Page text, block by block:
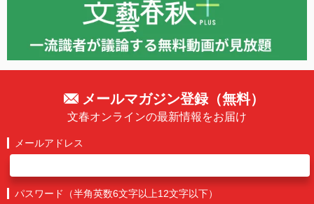
メールマガジン登録（無料）
文春オンラインの最新情報をお届け
メールアドレス
パスワード（半角英数6文字以上12文字以下）